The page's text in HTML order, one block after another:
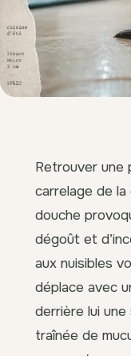
Retrouver une
carrelage de
douche
dégoût et
aux nuisibles
déplace avec
derrière lui une
traînée de